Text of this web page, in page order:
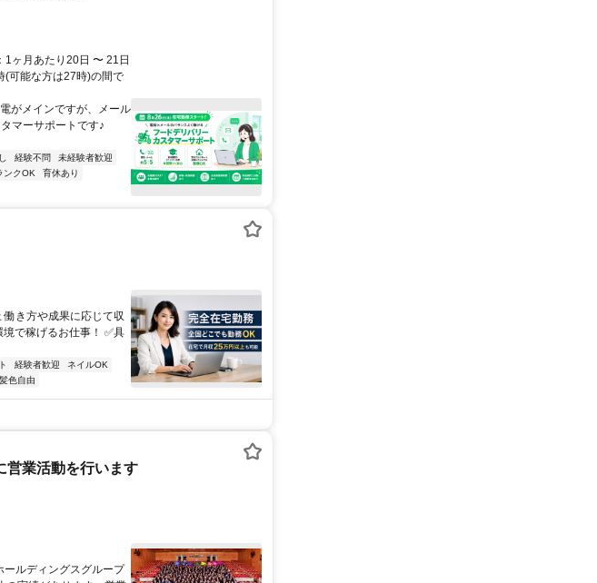
ヶ月あたり20日 〜 21日
可能な方は27時)の間で
がメインですが、メール
マーサポートです♪
経験不問
未経験者歓迎
ンクOK
育休あり
働き方や成果に応じて収
で稼げるお仕事！ ✅具
経験者歓迎
ネイルOK
色自由
営業活動を行います
ールディングスグループ